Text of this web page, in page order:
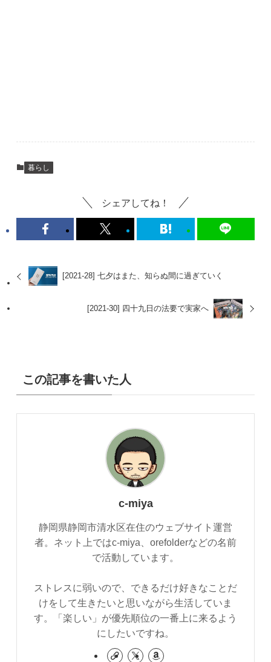
暮らし
シェアしてね！
[2021-28] 七夕はまた、知らぬ間に過ぎていく
[2021-30] 四十九日の法要で実家へ
この記事を書いた人
c-miya
静岡県静岡市清水区在住のウェブサイト運営
者。ネット上ではc-miya、orefolderなどの名前
で活動しています。
ストレスに弱いので、できるだけ好きなことだ
けをして生きたいと思いながら生活していま
す。「楽しい」が優先順位の一番上に来るよう
にしたいですね。